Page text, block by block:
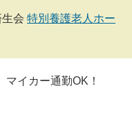
会 特別養護老人ホー
イカー通勤OK！